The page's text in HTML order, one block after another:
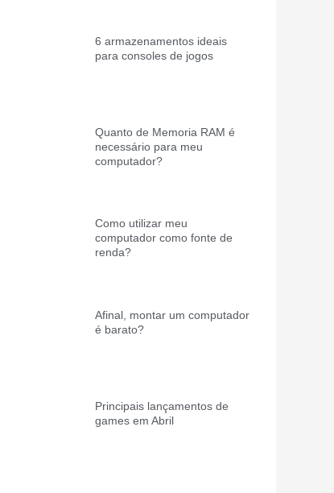
6 armazenamentos ideais
para consoles de jogos
Quanto de Memoria RAM é
necessário para meu
computador?
Como utilizar meu
computador como fonte de
renda?
Afinal, montar um computador
é barato?
Principais lançamentos de
games em Abril